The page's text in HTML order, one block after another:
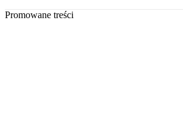
Promowane treści